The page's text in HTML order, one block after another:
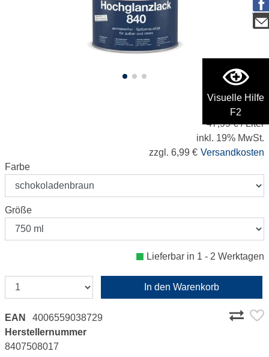
Visuelle Hilfe
F2
47,99 € / Liter
inkl. 19% MwSt.
zzgl. 6,99 € Versandkosten
Farbe
Größe
Lieferbar in 1 - 2 Werktagen
In den Warenkorb
EAN
4006559038729
Herstellernummer
8407508017